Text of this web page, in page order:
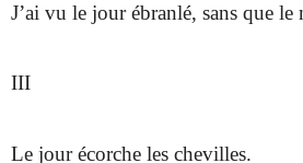
J’ai vu le jour ébranlé, sans que le
III
Le jour écorche les chevilles.